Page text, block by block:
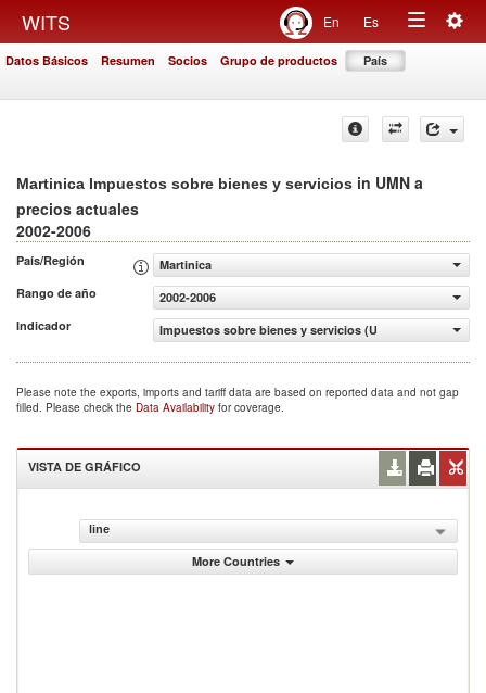
WITS En Es
Toggle
Datos Básicos Resumen Socios Grupo de productos País
Martinica Impuestos sobre bienes y servicios in UMN a
precios actuales
2002-2006
País/Región
Martinica
Rango de año
2002-2006
Indicador
Impuestos sobre bienes y servicios (UMN a precios
Please note the exports, imports and tariff data are based on reported data and not gap
filled. Please check the Data Availability for coverage.
VISTA DE GRÁFICO
line
More Countries